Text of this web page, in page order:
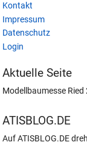
Kontakt
Impressum
Datenschutz
Login
Aktuelle Seite
Modellbaumesse Ried
ATISBLOG.DE
Auf ATISBLOG.DE